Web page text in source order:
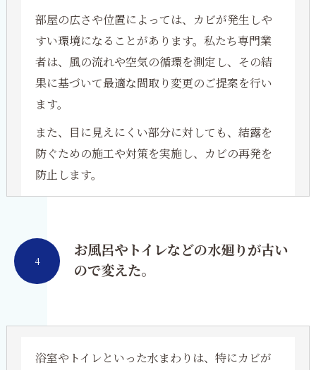
部屋の広さや位置によっては、カビが発生しや
すい環境になることがあります。私たち専門業
者は、風の流れや空気の循環を測定し、その結
果に基づいて最適な間取り変更のご提案を行い
ます。
また、目に見えにくい部分に対しても、結露を
防ぐための施工や対策を実施し、カビの再発を
防止します。
お風呂やトイレなどの水廻りが古い
ので変えた。
4
浴室やトイレといった水まわりは、特にカビが